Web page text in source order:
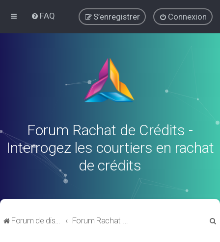
FAQ Connexion
S’enregistrer
Forum Rachat de Crédits -
Interrogez les courtiers en rachat
de crédits
Forum de discussions sur le Regroupement de Crédits et le Rachat de Crédits Forum Rachat de Crédits